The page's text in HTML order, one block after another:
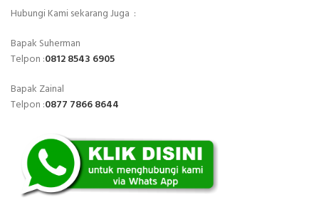
Hubungi Kami sekarang Juga :
Bapak Suherman
Telpon :0812 8543 6905
Bapak Zainal
Telpon :0877 7866 8644